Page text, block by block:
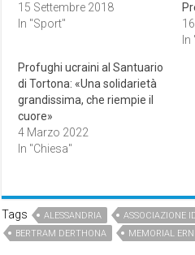
15 Settembre 2018
In "Sport"
Profughi ucraini al Santuario
di Tortona: «Una solidarietà
grandissima, che riempie il
cuore»
4 Marzo 2022
In "Chiesa"
Tags ALESSANDRIA ASSOCIAZIONE
BERTRAM DERTHONA
MEMORIAL